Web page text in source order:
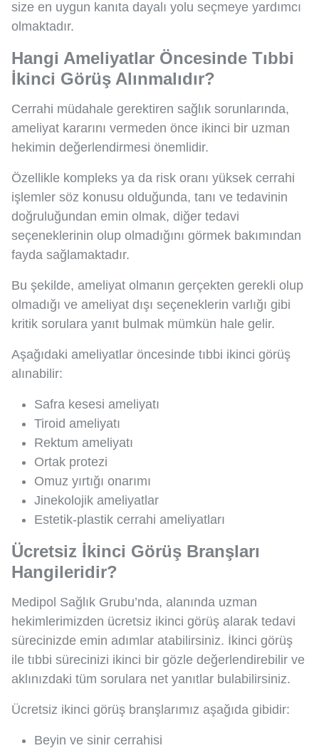
size en uygun kanıta dayalı yolu seçmeye yardımcı
olmaktadır.
Hangi Ameliyatlar Öncesinde Tıbbi
İkinci Görüş Alınmalıdır?
Cerrahi müdahale gerektiren sağlık sorunlarında,
ameliyat kararını vermeden önce ikinci bir uzman
hekimin değerlendirmesi önemlidir.
Özellikle kompleks ya da risk oranı yüksek cerrahi
işlemler söz konusu olduğunda, tanı ve tedavinin
doğruluğundan emin olmak, diğer tedavi
seçeneklerinin olup olmadığını görmek bakımından
fayda sağlamaktadır.
Bu şekilde, ameliyat olmanın gerçekten gerekli olup
olmadığı ve ameliyat dışı seçeneklerin varlığı gibi
kritik sorulara yanıt bulmak mümkün hale gelir.
Aşağıdaki ameliyatlar öncesinde tıbbi ikinci görüş
alınabilir:
Safra kesesi ameliyatı
Tiroid ameliyatı
Rektum ameliyatı
Ortak protezi
Omuz yırtığı onarımı
Jinekolojik ameliyatlar
Estetik-plastik cerrahi ameliyatları
Ücretsiz İkinci Görüş Branşları
Hangileridir?
Medipol Sağlık Grubu’nda, alanında uzman
hekimlerimizden ücretsiz ikinci görüş alarak tedavi
sürecinizde emin adımlar atabilirsiniz. İkinci görüş
ile tıbbi sürecinizi ikinci bir gözle değerlendirebilir ve
aklınızdaki tüm sorulara net yanıtlar bulabilirsiniz.
Ücretsiz ikinci görüş branşlarımız aşağıda gibidir:
Beyin ve sinir cerrahisi